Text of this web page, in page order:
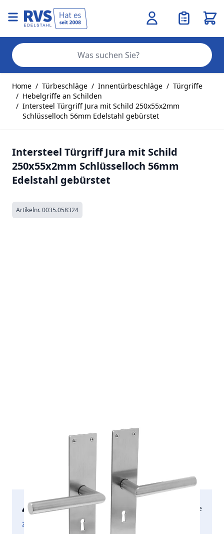
Home / Türbeschläge / Innentürbeschläge / Türgriffe
/ Hebelgriffe an Schilden
/ Intersteel Türgriff Jura mit Schild 250x55x2mm
Schlüsselloch 56mm Edelstahl gebürstet
Intersteel Türgriff Jura mit Schild
250x55x2mm Schlüsselloch 56mm
Edelstahl gebürstet
Artikelnr.0035.058324
45,66 €
inkl. MwSt.
zzgl. Versandkosten
2-5 Arbeitstage